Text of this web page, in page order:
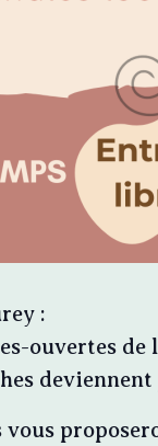
:
ouvertes